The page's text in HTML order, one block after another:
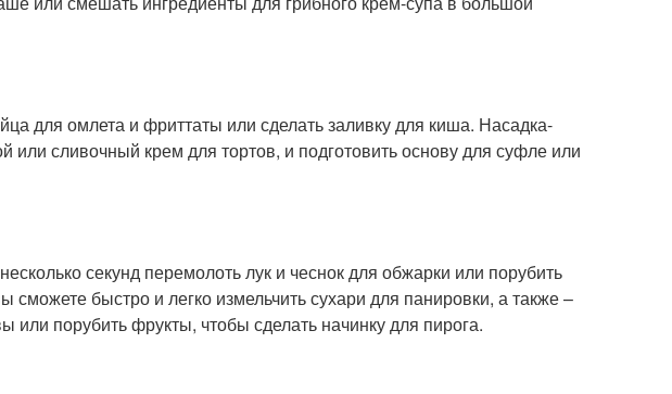
для омлета и фриттаты или сделать заливку для киша. Насадка-
или сливочный крем для тортов, и подготовить основу для суфле или
секунд перемолоть лук и чеснок для обжарки или порубить
быстро и легко измельчить сухари для панировки, а также –
или порубить фрукты, чтобы сделать начинку для пирога.